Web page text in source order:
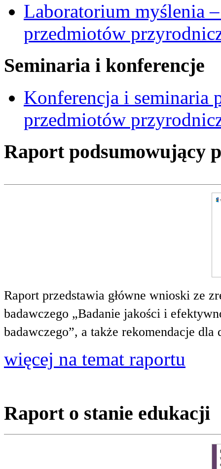
Laboratorium myślenia
przedmiotów
Seminaria i konferencje
Konferencja i seminaria
przedmiotów
Raport podsumowujący
Raport przedstawia główne wnioski ze
badawczego „Badanie jakości i
badawczego”, a także rekomendacje
więcej na temat raportu
Raport o stanie edukacji